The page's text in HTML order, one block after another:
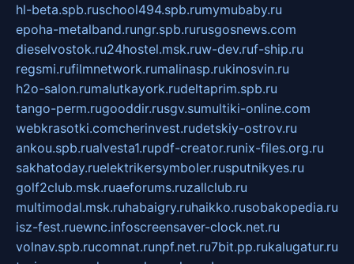
hl-beta.spb.ruschool494.spb.rumymubaby.ru
epoha-metalband.rungr.spb.rurusgosnews.com
dieselvostok.ru24hostel.msk.ruw-dev.ruf-ship.ru
regsmi.rufilmnetwork.rumalinasp.rukinosvin.ru
h2o-salon.rumalutkayork.rudeltaprim.spb.ru
tango-perm.rugooddir.rusgv.sumultiki-online.com
webkrasotki.comcherinvest.rudetskiy-ostrov.ru
ankou.spb.rualvesta1.rupdf-creator.runix-files.org.ru
sakhatoday.ruelektrikersymboler.rusputnikyes.ru
golf2club.msk.ruaeforums.ruzallclub.ru
multimodal.msk.ruhabaigry.ruhaikko.rusobakopedia.ru
isz-fest.ruewnc.infoscreensaver-clock.net.ru
volnav.spb.rucomnat.runpf.net.ru7bit.pp.rukalugatur.ru